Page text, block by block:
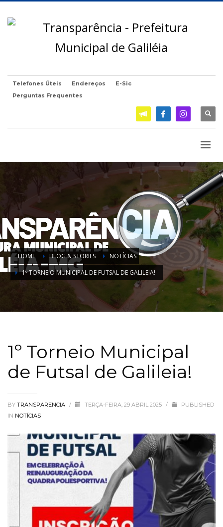
Telefones Úteis Endereços
E-Sic
Perguntas Frequentes
HOME BLOG & STORIES
NOTÍCIAS
1º TORNEIO MUNICIPAL DE FUTSAL DE GALILEIA!
1º Torneio Municipal
de Futsal de Galileia!
BY TRANSPARENCIA / TERÇA-FEIRA, 29 ABRIL 2025 /
PUBLISHED
IN NOTÍCIAS